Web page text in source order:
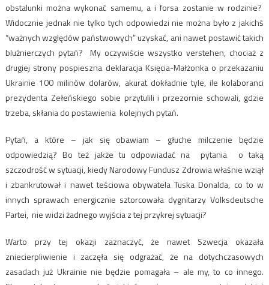
obstalunki można wykonać samemu, a i forsa zostanie w rodzinie?
Widocznie jednak nie tylko tych odpowiedzi nie można było z jakichś
“ważnych względów państwowych” uzyskać, ani nawet postawić takich
bluźnierczych pytań? My oczywiście wszystko verstehen, chociaż z
drugiej strony pospieszna deklaracja Księcia-Małżonka o przekazaniu
Ukrainie 100 milinów dolarów, akurat dokładnie tyle, ile kolaboranci
prezydenta Zełeńskiego sobie przytulili i przezornie schowali, gdzie
trzeba, skłania do postawienia kolejnych pytań.
Pytań, a które – jak się obawiam – głuche milczenie będzie
odpowiedzią? Bo też jakże tu odpowiadać na pytania o taką
szczodrość w sytuacji, kiedy Narodowy Fundusz Zdrowia właśnie wziął
i zbankrutował i nawet teściowa obywatela Tuska Donalda, co to w
innych sprawach energicznie sztorcowała dygnitarzy Volksdeutsche
Partei, nie widzi żadnego wyjścia z tej przykrej sytuacji?
Warto przy tej okazji zaznaczyć, że nawet Szwecja okazała
zniecierpliwienie i zaczęła się odgrażać, że na dotychczasowych
zasadach już Ukrainie nie będzie pomagała – ale my, to co innego.